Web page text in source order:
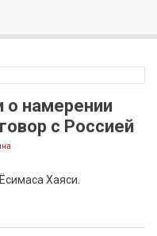
о намерении
с Россией
Хаяси.